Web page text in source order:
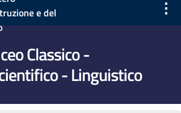
e del
⋮
Classico -
- Linguistico